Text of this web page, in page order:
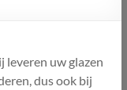
leveren uw glazen
dus ook bij